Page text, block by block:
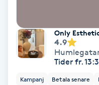
Osteopati
Paraffinbehandling
Only
4.9
Tider fr.
Kampanj Betala senare